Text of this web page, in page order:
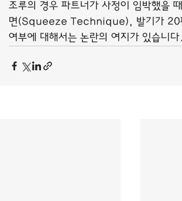
조루의 경우 파트너가 사정이 임박했을
면(Squeeze Technique), 발기가 20퍼
여부에 대해서는 논란의 여지가 있습니다.